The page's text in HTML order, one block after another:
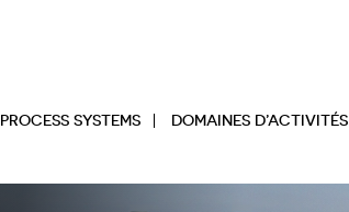
PROCESS SYSTEMS DOMAINES D’ACTIVITÉS